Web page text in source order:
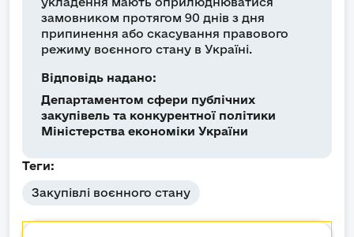
замовником протягом 90 днів з дня
припинення або скасування правового
режиму воєнного стану в Україні.
Відповідь надано:
Департаментом сфери публічних
закупівель та конкурентної політики
Міністерства економіки України
Теги:
Закупівлі воєнного стану